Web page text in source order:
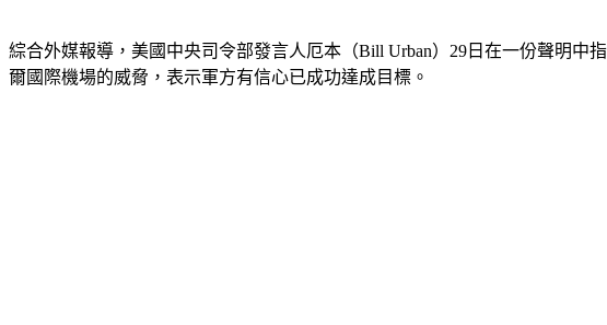
綜合外媒報導，美國中央司令部發言人厄本（Bill Urban）29日在一份聲明
爾國際機場的威脅，表示軍方有信心已成功達成目標。